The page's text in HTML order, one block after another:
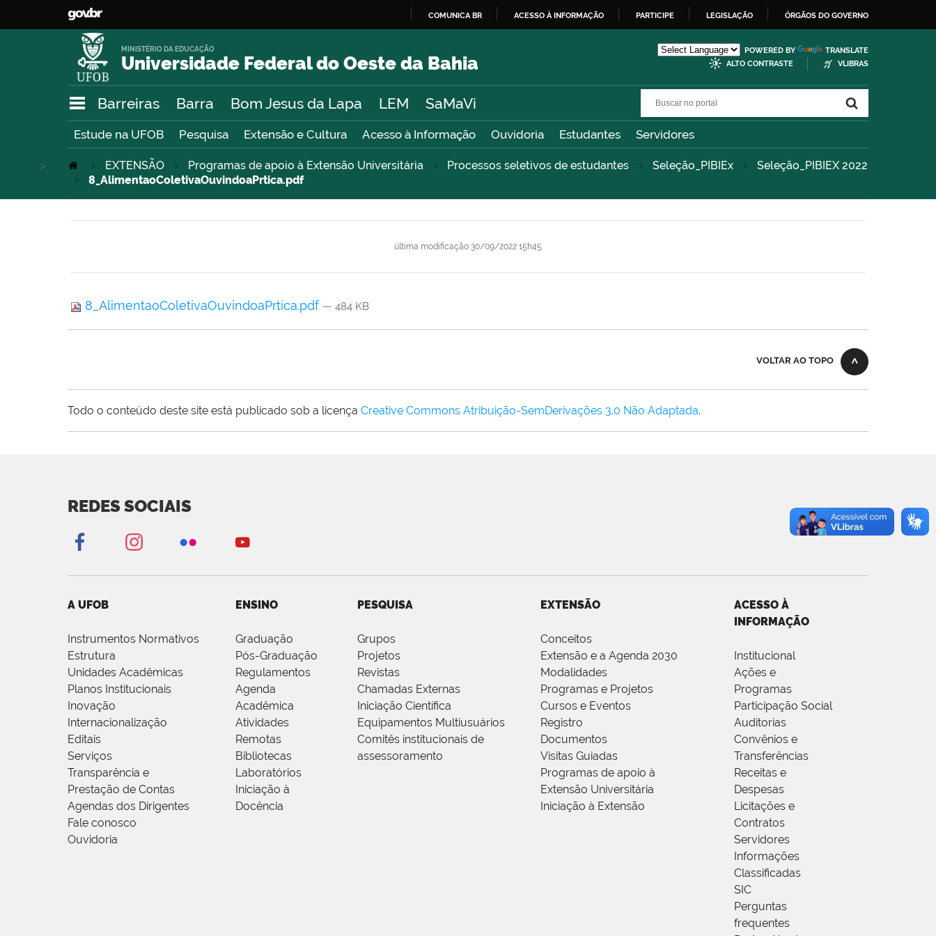
O
COMUNICA BR ACESSO À INFORMAÇÃO PARTICIPE LEGISLAÇÃO ÓRGÃOS DO GOVERNO
Universidade Federal do Oeste da Bahia
MINISTÉRIO DA EDUCAÇÃO POWERED BY
TRANSLATE
ALTO CONTRASTE
VLIBRAS
Barreiras Barra Bom Jesus da Lapa LEM SaMaVi
Estude na UFOB Pesquisa Extensão e Cultura Acesso à Informação Ouvidoria Estudantes Servidores
EXTENSÃO Programas de apoio à Extensão Universitária Processos seletivos de estudantes Seleção_PIBIEx
>
Seleção_PIBIEX 2022
8_AlimentaoColetivaOuvindoaPrtica.pdf
última modificação 30/09/2022 15h45
8_AlimentaoColetivaOuvindoaPrtica.pdf — 484 KB
VOLTAR AO TOPO
Todo o conteúdo deste site está publicado sob a licença Creative Commons Atribuição-SemDerivações 3.0 Não Adaptada.
REDES SOCIAIS
A UFOB
Instrumentos Normativos
Estrutura
Unidades Acadêmicas
Planos Institucionais
Inovação
Internacionalização
Editais
Serviços
Transparência e
Prestação de Contas
Agendas dos Dirigentes
Fale conosco
Ouvidoria
ENSINO
Graduação
Pós-Graduação
Regulamentos
Agenda
Acadêmica
Atividades
Remotas
Bibliotecas
Laboratórios
Iniciação à
Docência
PESQUISA
Grupos
Projetos
Revistas
Chamadas Externas
Iniciação Científica
Equipamentos Multiusuários
Comitês institucionais de
assessoramento
EXTENSÃO
Conceitos
Extensão e a Agenda 2030
Modalidades
Programas e Projetos
Cursos e Eventos
Registro
Documentos
Visitas Guiadas
Programas de apoio à
Extensão Universitária
Iniciação à Extensão
ACESSO À
INFORMAÇÃO
Institucional
Ações e
Programas
Participação Social
Auditorias
Convênios e
Transferências
Receitas e
Despesas
Licitações e
Contratos
Servidores
Informações
Classificadas
SIC
Perguntas
frequentes